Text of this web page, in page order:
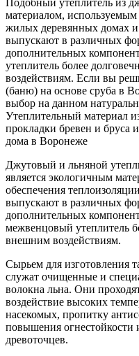
материалом, используемым
жилых деревянных домах и
выпускают в различных
дополнительных
утеплитель более
воздействиям. Если вы
(баню) на основе сруба в
выбор на данном
Утеплительный материал
прокладки бревен и бруса
дома в Воронеже
Джутовый и льняной
является экологичным
обеспечения
выпускают в различных
дополнительных
межвенцовый утеплитель
внешним воздействиям.
Сырьем для изготовления
служат очищенные и
волокна льна. Они
воздействие высоких
насекомых, пропитку
повышения огнестойкости
древоточцев.